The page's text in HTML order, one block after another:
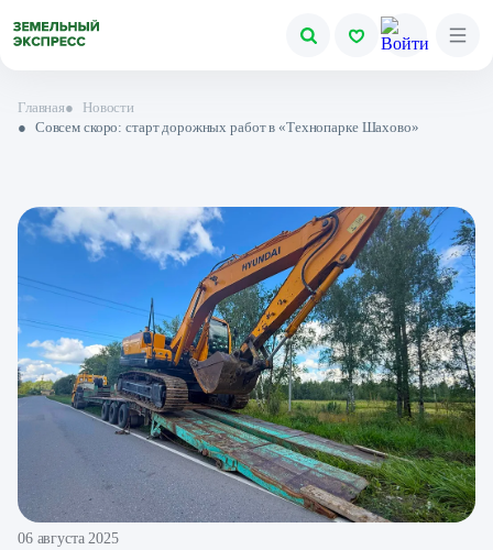
Главная●
Новости
● Совсем скоро: старт дорожных работ в «Технопарке Шахово»
06 августа 2025